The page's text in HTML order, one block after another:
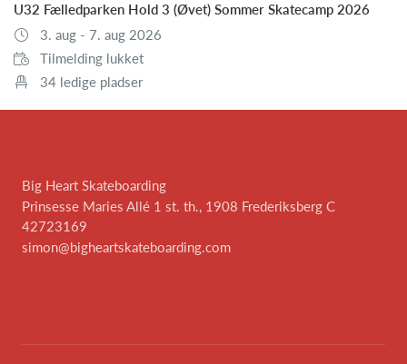
U32 Fælledparken Hold 3 (Øvet) Sommer Skatecamp 2026
3. aug - 7. aug 2026
Tilmelding lukket
34 ledige pladser
Big Heart Skateboarding
Prinsesse Maries Allé 1 st. th., 1908 Frederiksberg C
42723169
simon@bigheartskateboarding.com